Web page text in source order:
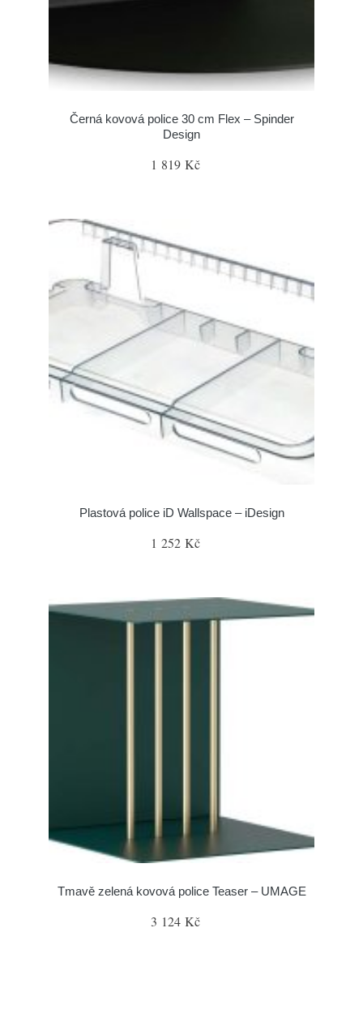
Černá kovová police 30 cm Flex – Spinder
Design
1 819 Kč
Plastová police iD Wallspace – iDesign
1 252 Kč
Tmavě zelená kovová police Teaser – UMAGE
3 124 Kč